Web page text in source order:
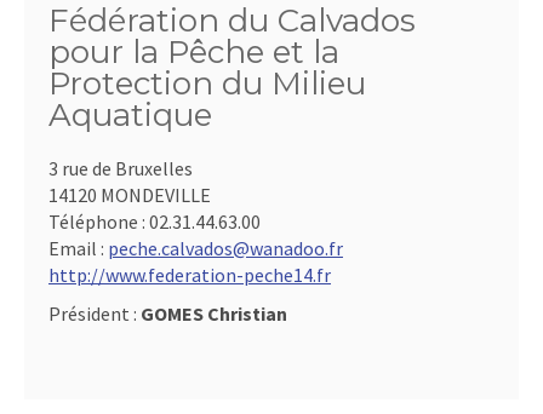
Fédération du Calvados
pour la Pêche et la
Protection du Milieu
Aquatique
3 rue de Bruxelles
14120 MONDEVILLE
Téléphone : 02.31.44.63.00
Email : peche.calvados@wanadoo.fr
http://www.federation-peche14.fr
Président : GOMES Christian